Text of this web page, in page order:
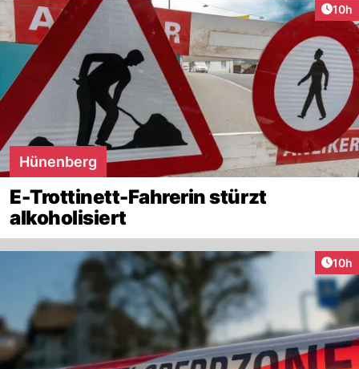
10h
Hünenberg
E-Trottinett-Fahrerin stürzt
alkoholisiert
10h